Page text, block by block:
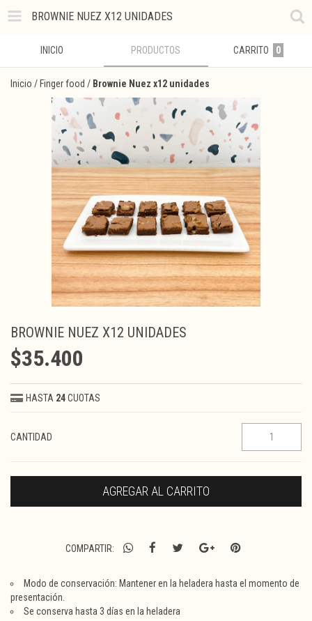
BROWNIE NUEZ X12 UNIDADES
INICIO PRODUCTOS CARRITO 0
Inicio / Finger food / Brownie Nuez x12 unidades
BROWNIE NUEZ X12 UNIDADES
$35.400
HASTA 24CUOTAS
CANTIDAD
COMPARTIR:
Modo de conservación: Mantener en la heladera hasta el momento de
presentación.
Se conserva hasta 3 días en la heladera